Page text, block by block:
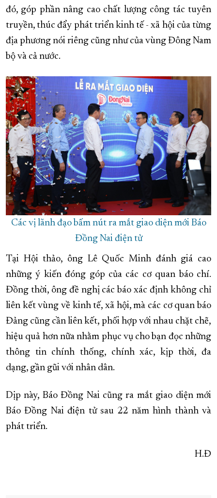
đó, góp phần nâng cao chất lượng công tác tuyên
truyền, thúc đẩy phát triển kinh tế - xã hội của từng
địa phương nói riêng cũng như của vùng Đông Nam
bộ và cả nước.
Các vị lãnh đạo bấm nút ra mắt giao diện mới Báo
Đồng Nai điện tử
Tại Hội thảo, ông Lê Quốc Minh đánh giá cao
những ý kiến đóng góp của các cơ quan báo chí.
Đồng thời, ông đề nghị các báo xác định không chỉ
liên kết vùng về kinh tế, xã hội, mà các cơ quan báo
Đảng cũng cần liên kết, phối hợp với nhau chặt chẽ,
hiệu quả hơn nữa nhằm phục vụ cho bạn đọc những
thông tin chính thống, chính xác, kịp thời, đa
dạng, gần gũi với nhân dân.
Dịp này, Báo Đồng Nai cũng ra mắt giao diện mới
Báo Đồng Nai điện tử sau 22 năm hình thành và
phát triển.
H.Đ